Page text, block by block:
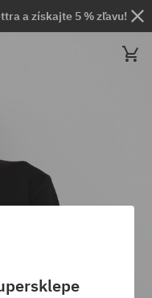
a získajte 5 % zľavu!